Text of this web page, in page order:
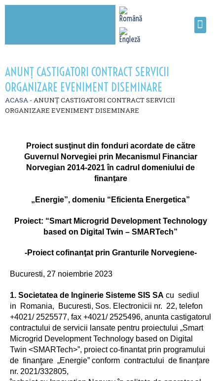
ANUNŢ CASTIGATORI CONTRACT SERVICII
ORGANIZARE EVENIMENT DISEMINARE
ACASA -ANUNŢ CASTIGATORI CONTRACT SERVICII
ORGANIZARE EVENIMENT DISEMINARE
Proiect susţinut din fonduri acordate de către
Guvernul Norvegiei prin Mecanismul Financiar
Norvegian 2014-2021 în cadrul domeniului de
finanţare
„Energie”, domeniu “Eficienta Energetica”
Proiect: “Smart Microgrid Development Technology
based on Digital Twin – SMARTech”
-Proiect cofinanţat prin Granturile Norvegiene-
Bucuresti, 27 noiembrie 2023
1. Societatea de Inginerie Sisteme SIS SA cu sediul
in Romania, Bucuresti, Sos. Electronicii nr. 22, telefon
+4021/ 2525577, fax +4021/ 2525496, anunta castigatorul
contractului de servicii lansate pentru proiectului „Smart
Microgrid Development Technology based on Digital
Twin <SMARTech>”, proiect co-finantat prin programului
de finanţare „Energie” conform contractului de finanţare
nr. 2021/332805,